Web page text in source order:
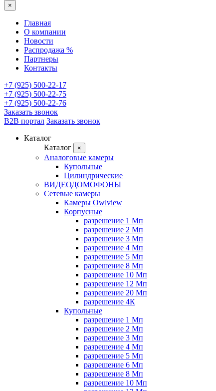
×
Главная
О компании
Новости
Распродажа %
Партнеры
Контакты
+7 (925) 500-22-17
+7 (925) 500-22-75
+7 (925) 500-22-76
Заказать звонок
B2B портал Заказать звонок
Каталог
Каталог
×
Аналоговые камеры
Купольные
Цилиндрические
ВИДЕОДОМОФОНЫ
Сетевые камеры
Камеры Owlview
Корпусные
разрешение 1 Мп
разрешение 2 Мп
разрешение 3 Мп
разрешение 4 Мп
разрешение 5 Мп
разрешение 8 Мп
разрешение 10 Мп
разрешение 12 Мп
разрешение 20 Мп
разрешение 4К
Купольные
разрешение 1 Мп
разрешение 2 Мп
разрешение 3 Мп
разрешение 4 Мп
разрешение 5 Мп
разрешение 6 Мп
разрешение 8 Мп
разрешение 10 Мп